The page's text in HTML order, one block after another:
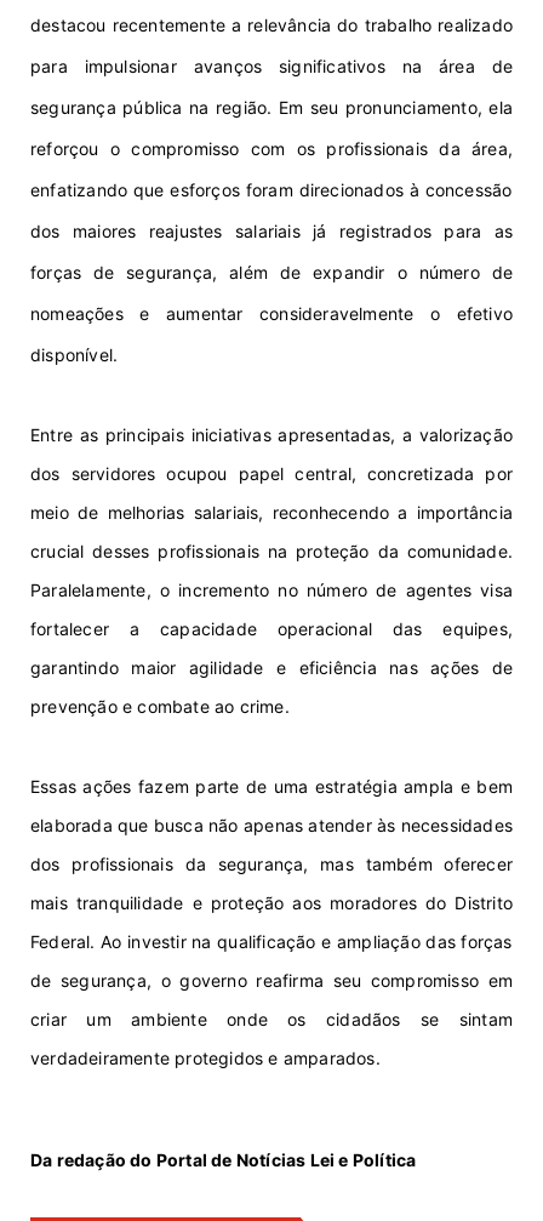
destacou recentemente a relevância do trabalho realizado
para impulsionar avanços significativos na área de
segurança pública na região. Em seu pronunciamento, ela
reforçou o compromisso com os profissionais da área,
enfatizando que esforçosforam direcionados à concessão
dos maiores reajustes salariais já registrados para as
forças desegurança, além deexpandir o número de
nomeações e aumentar consideravelmente o efetivo
disponível.
Entre as principais iniciativas apresentadas, a valorização
dos servidores ocupou papel central, concretizada por
meiode melhorias salariais, reconhecendoa importância
crucial desses profissionais na proteção da comunidade.
Paralelamente, o incremento no número de agentes visa
fortalecer a capacidade operacional das equipes,
garantindo maior agilidadee eficiência nasações de
prevenção ecombateao crime.
Essas ações fazem parte de uma estratégia ampla e bem
elaborada que busca não apenas atender às necessidades
dos profissionais da segurança, mas tambémoferecer
mais tranquilidade e proteçãoaos moradores do Distrito
Federal. Ao investir naqualificação e ampliaçãodas forças
de segurança, o governo reafirma seu compromisso em
criar um ambiente onde os cidadãos se sintam
verdadeiramente protegidose amparados.
Da redação do Portal de Notícias Lei e Política